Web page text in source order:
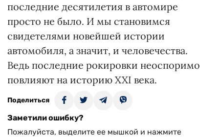
последние десятилетия в автомире
просто не было. И мы становимся
свидетелями новейшей истории
автомобиля, а значит, и человечества.
Ведь последние рокировки неоспоримо
повлияют на историю XXI века.
Поделиться
Заметили ошибку?
Пожалуйста, выделите ее мышкой и нажмите